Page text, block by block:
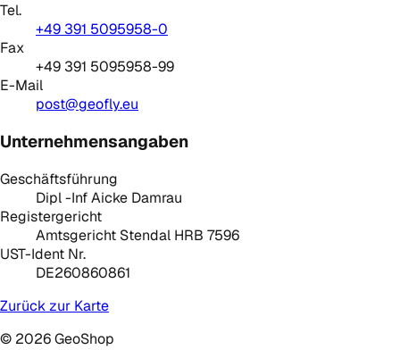
Tel.
+49 391 5095958-0
Fax
+49 391 5095958-99
E-Mail
post@geofly.eu
Unternehmensangaben
Geschäftsführung
Dipl -Inf Aicke Damrau
Registergericht
Amtsgericht Stendal HRB 7596
UST-Ident Nr.
DE260860861
Zurück zur Karte
© 2026GeoShop